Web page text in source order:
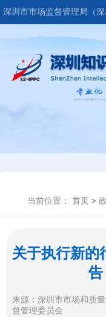
深圳市市场监督管理局（深
当前位置： 首页 >
关于执行新的
告
来源：深圳市市场和质
督管理委员会